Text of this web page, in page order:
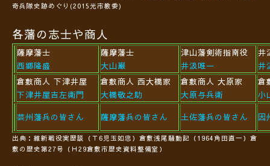
奇兵隊史跡めぐり(2015光市教委)
各藩の志士や商人
薩摩藩士
西郷隆盛
薩摩藩士
大山巌
津山藩剣術指南役
井汲唯一
井
倉敷商人 下津井屋
下津井屋吉左衛門
倉敷商人 西大橋家
大橋敬之助
倉敷商人 大原家
大原与兵衛
倉
小
芸州藩兵の皆さん 薩摩藩兵の皆さん 土佐藩兵の皆さん 因
出典： 維新戦役実歴談（Ｔ6児玉如忠） 倉敷浅尾騒動記（1964角田直一）倉
敷の歴史第27号 （Ｈ29倉敷市歴史資料整備室）